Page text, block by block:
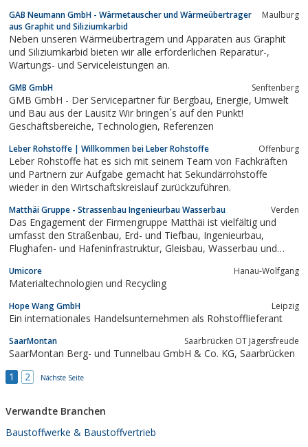
GAB Neumann GmbH - Wärmetauscher und Wärmeübertrager
aus Graphit und Siliziumkarbid
Maulburg
Neben unseren Wärmeübertragern und Apparaten aus Graphit
und Siliziumkarbid bieten wir alle erforderlichen Reparatur-,
Wartungs- und Serviceleistungen an.
GMB GmbH Senftenberg
GMB GmbH - Der Servicepartner für Bergbau, Energie, Umwelt
und Bau aus der Lausitz Wir bringen´s auf den Punkt!
Geschäftsbereiche, Technologien, Referenzen
Leber Rohstoffe | Willkommen bei Leber Rohstoffe Offenburg
Leber Rohstoffe hat es sich mit seinem Team von Fachkräften
und Partnern zur Aufgabe gemacht hat Sekundärrohstoffe
wieder in den Wirtschaftskreislauf zurückzuführen.
Matthäi Gruppe - Strassenbau Ingenieurbau Wasserbau Verden
Das Engagement der Firmengruppe Matthäi ist vielfältig und
umfasst den Straßenbau, Erd- und Tiefbau, Ingenieurbau,
Flughafen- und Hafeninfrastruktur, Gleisbau, Wasserbau und
Umicore Hanau-Wolfgang
Materialtechnologien und Recycling
Hope Wang GmbH Leipzig
Ein internationales Handelsunternehmen als Rohstofflieferant
SaarMontan Saarbrücken OT Jägersfreude
SaarMontan Berg- und Tunnelbau GmbH & Co. KG, Saarbrücken
1
2 Nächste Seite
Verwandte Branchen
Baustoffwerke & Baustoffvertrieb